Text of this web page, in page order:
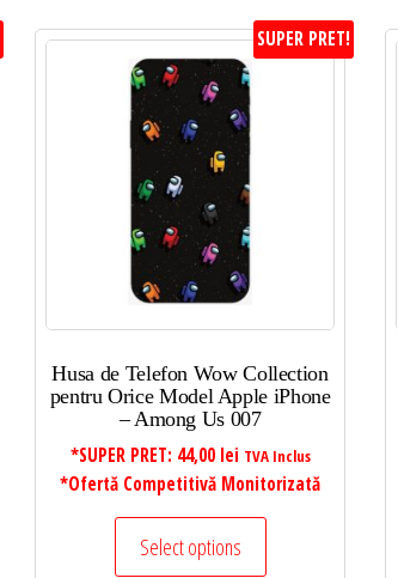
SUPER PRET!
Husa de Telefon Wow Collection
pentru Orice Model Apple iPhone
– Among Us 007
*SUPER PRET: 44,00 lei TVA Inclus
*Ofertă Competitivă Monitorizată
Select options